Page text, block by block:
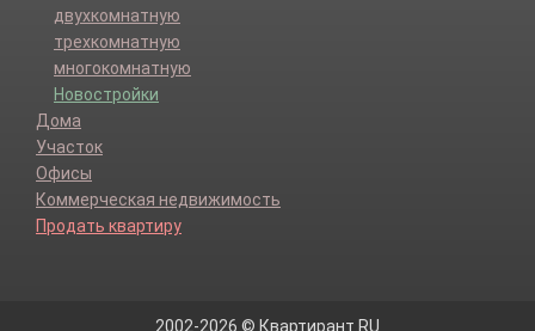
двухкомнатную
трехкомнатную
многокомнатную
Новостройки
Дома
Участок
Офисы
Коммерческая недвижимость
Продать квартиру
2002-2026 © Квартирант.RU